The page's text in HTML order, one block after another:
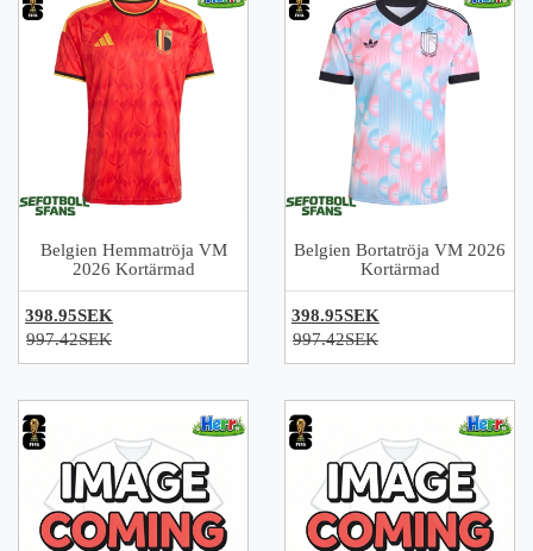
Belgien Hemmatröja VM
2026 Kortärmad
398.95SEK
997.42SEK
Belgien Bortatröja VM 2026
Kortärmad
398.95SEK
997.42SEK